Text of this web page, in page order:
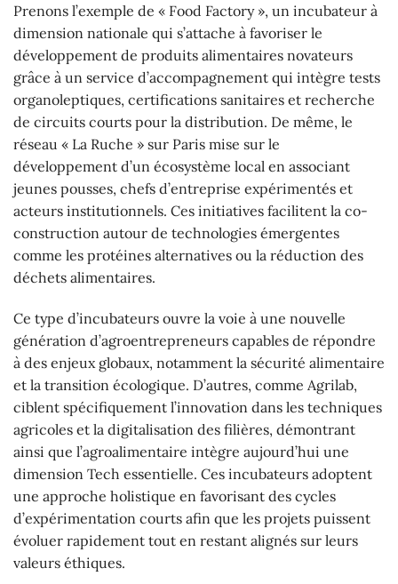
Prenons l’exemple de « Food Factory », un incubateur à
dimension nationale qui s’attache à favoriser le
développement de produits alimentaires novateurs
grâce à un service d’accompagnement qui intègre tests
organoleptiques, certifications sanitaires et recherche
de circuits courts pour la distribution. De même, le
réseau « La Ruche » sur Paris mise sur le
développement d’un écosystème local en associant
jeunes pousses, chefs d’entreprise expérimentés et
acteurs institutionnels. Ces initiatives facilitent la co-
construction autour de technologies émergentes
comme les protéines alternatives ou la réduction des
déchets alimentaires.
Ce type d’incubateurs ouvre la voie à une nouvelle
génération d’agroentrepreneurs capables de répondre
à des enjeux globaux, notamment la sécurité alimentaire
et la transition écologique. D’autres, comme Agrilab,
ciblent spécifiquement l’innovation dans les techniques
agricoles et la digitalisation des filières, démontrant
ainsi que l’agroalimentaire intègre aujourd’hui une
dimension Tech essentielle. Ces incubateurs adoptent
une approche holistique en favorisant des cycles
d’expérimentation courts afin que les projets puissent
évoluer rapidement tout en restant alignés sur leurs
valeurs éthiques.